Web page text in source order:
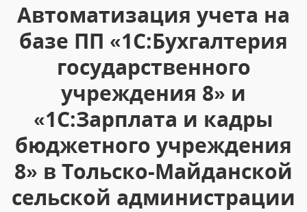
Автоматизация учета на
базе ПП «1С:Бухгалтерия
государственного
учреждения 8» и
«1С:Зарплата и кадры
бюджетного учреждения
8» в Тольско-Майданской
сельской администрации